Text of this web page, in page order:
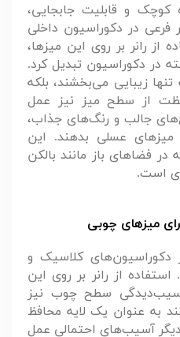
کوچک و قابلیت جابجایی،
فرعی در دکوراسیون داخلی
از رانر بر روی این میزها،
در دکوراسیون تبدیل کرد.
زیبایی می‌بخشند، بلکه
از سطح میز نیز عمل
جالب و رنگ‌های جذاب،
میزهای عسلی بدهند. این
فضاهای باز مانند بالکن
است.
میزهای چوبی
کلاسیک و
از رانر بر روی این
آسیب‌دیدگی سطح چوب نیز
به عنوان یک لایه محافظ
دیگر آسیب‌های احتمالی عمل